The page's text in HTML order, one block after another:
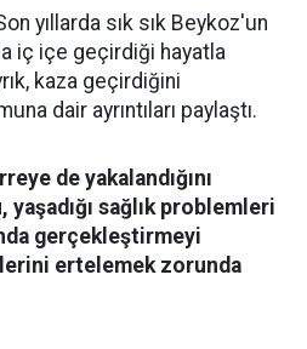
yıllarda sık sık Beykoz'un
iç içe geçirdiği hayatla
kaza geçirdiğini
dair ayrıntıları paylaştı.
de yakalandığını
sağlık problemleri
gerçekleştirmeyi
ertelemek zorunda